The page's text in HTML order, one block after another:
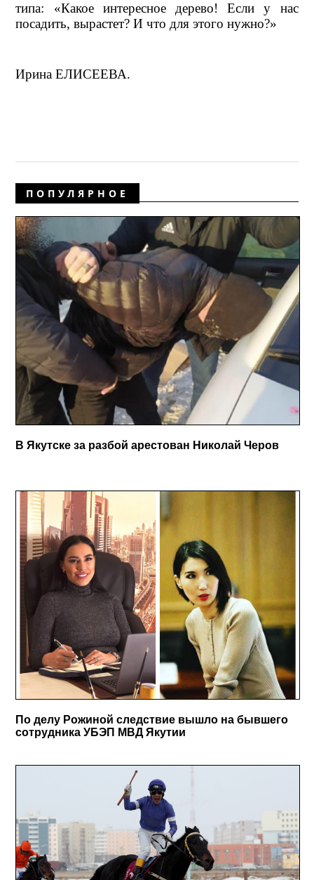
типа: «Какое интересное дерево! Если у нас
посадить, вырастет? И что для этого нужно?»
Ирина ЕЛИСЕЕВА.
ПОПУЛЯРНОЕ
В Якутске за разбой арестован Николай Черов
По делу Рожиной следствие вышло на бывшего
сотрудника УБЭП МВД Якутии